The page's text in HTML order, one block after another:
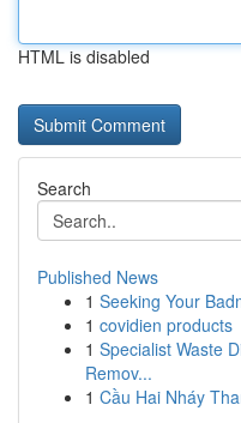
HTML is disabled
Search
Published News
1 Seeking Your
1 covidien products
1 Specialist Waste
Remov...
1 Cầu Hai Nháy